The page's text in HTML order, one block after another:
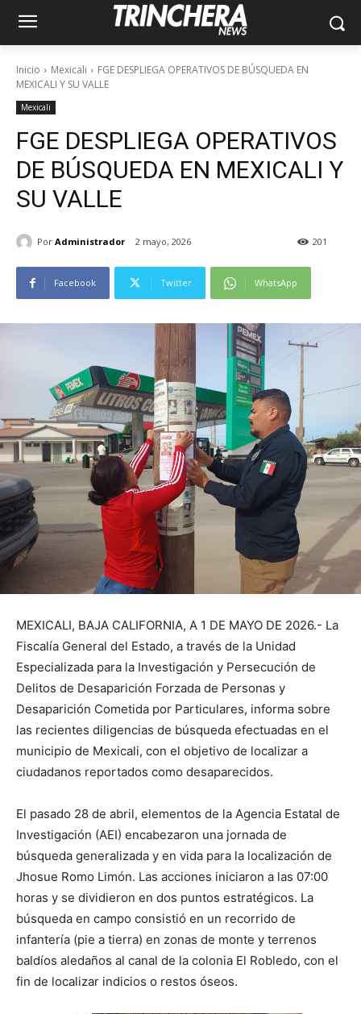
Inicio Mexicali
FGE DESPLIEGA OPERATIVOS DE BÚSQUEDA EN
MEXICALI Y SU VALLE
Mexicali
FGE DESPLIEGA OPERATIVOS
DE BÚSQUEDA EN MEXICALI Y
SU VALLE
Por Administrador 2 mayo, 2026 201
Facebook Twitter WhatsApp
MEXICALI, BAJA CALIFORNIA, A 1 DE MAYO DE 2026.- La
Fiscalía General del Estado, a través de la Unidad
Especializada para la Investigación y Persecución de
Delitos de Desaparición Forzada de Personas y
Desaparición Cometida por Particulares, informa sobre
las recientes diligencias de búsqueda efectuadas en el
municipio de Mexicali, con el objetivo de localizar a
ciudadanos reportados como desaparecidos.
El pasado 28 de abril, elementos de la Agencia Estatal de
Investigación (AEI) encabezaron una jornada de
búsqueda generalizada y en vida para la localización de
Jhosue Romo Limón. Las acciones iniciaron a las 07:00
horas y se dividieron en dos puntos estratégicos. La
búsqueda en campo consistió en un recorrido de
infantería (pie a tierra) en zonas de monte y terrenos
baldíos aledaños al canal de la colonia El Robledo, con el
fin de localizar indicios o restos óseos.